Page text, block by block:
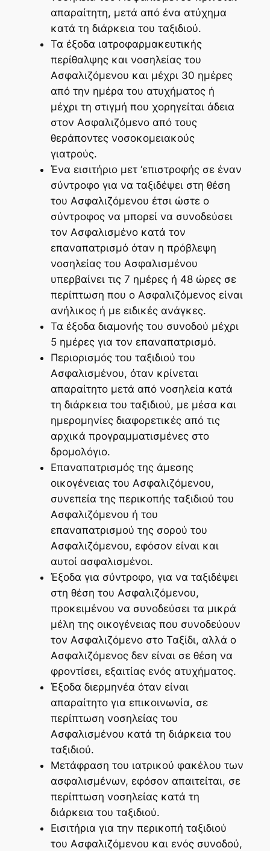
απαραίτητη, μετά από ένα ατύχημα
κατά τη διάρκεια του ταξιδιού.
Τα έξοδα ιατροφαρμακευτικής
περίθαλψης και νοσηλείας του
Ασφαλιζόμενου και μέχρι 30 ημέρες
από την ημέρα του ατυχήματος ή
μέχρι τη στιγμή που χορηγείται άδεια
στον Ασφαλιζόμενο από τους
θεράποντες νοσοκομειακούς
γιατρούς.
Ένα εισιτήριο μετ ‘επιστροφής σε έναν
σύντροφο για να ταξιδέψει στη θέση
του Ασφαλιζόμενου έτσι ώστε ο
σύντροφος να μπορεί να συνοδεύσει
τον Ασφαλισμένο κατά τον
επαναπατρισμό όταν η πρόβλεψη
νοσηλείας του Ασφαλισμένου
υπερβαίνει τις 7 ημέρες ή 48 ώρες σε
περίπτωση που ο Ασφαλιζόμενος είναι
ανήλικος ή με ειδικές ανάγκες.
Τα έξοδα διαμονής του συνοδού μέχρι
5 ημέρες για τον επαναπατρισμό.
Περιορισμός του ταξιδιού του
Ασφαλισμένου, όταν κρίνεται
απαραίτητο μετά από νοσηλεία κατά
τη διάρκεια του ταξιδιού, με μέσα και
ημερομηνίες διαφορετικές από τις
αρχικά προγραμματισμένες στο
δρομολόγιο.
Επαναπατρισμός της άμεσης
οικογένειας του Ασφαλιζόμενου,
συνεπεία της περικοπής ταξιδιού του
Ασφαλιζόμενου ή του
επαναπατρισμού της σορού του
Ασφαλιζόμενου, εφόσον είναι και
αυτοί ασφαλισμένοι.
Έξοδα για σύντροφο, για να ταξιδέψει
στη θέση του Ασφαλιζόμενου,
προκειμένου να συνοδεύσει τα μικρά
μέλη της οικογένειας που συνοδεύουν
τον Ασφαλιζόμενο στο Ταξίδι, αλλά ο
Ασφαλιζόμενος δεν είναι σε θέση να
φροντίσει, εξαιτίας ενός ατυχήματος.
Έξοδα διερμηνέα όταν είναι
απαραίτητο για επικοινωνία, σε
περίπτωση νοσηλείας του
Ασφαλισμένου κατά τη διάρκεια του
ταξιδιού.
Μετάφραση του ιατρικού φακέλου των
ασφαλισμένων, εφόσον απαιτείται, σε
περίπτωση νοσηλείας κατά τη
διάρκεια του ταξιδιού.
Εισιτήρια για την περικοπή ταξιδιού
του Ασφαλιζόμενου και ενός συνοδού,